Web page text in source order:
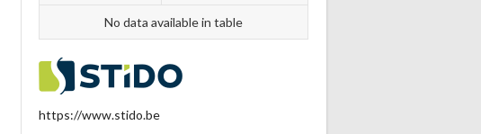
No data available in table
https://www.stido.be